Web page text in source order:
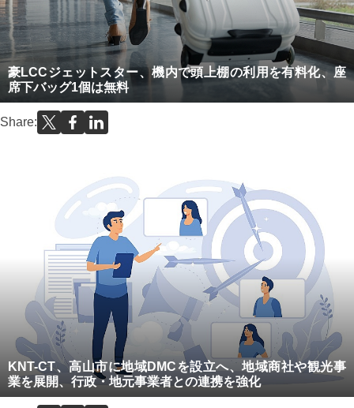
豪LCCジェットスター、機内で頭上棚の利用を有料化、座
席下バッグ1個は無料
Share:
KNT-CT、高山市に地域DMCを設立へ、地域商社や観光事
業を展開、行政・地元事業者との連携を強化